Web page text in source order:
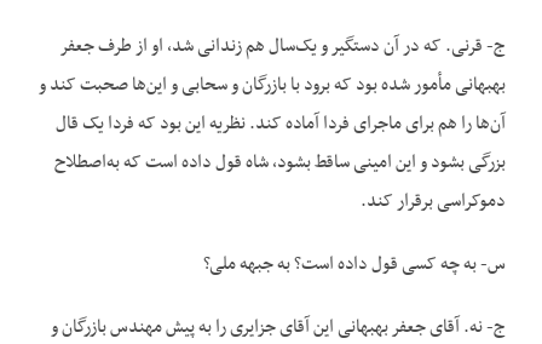
ج- قرنی. که در آن دستگیر و یک‌سال هم زندانی شد، او از طرف جعفر
بهبهانی مأمور شده بود که برود با بازرگان و سحابی و این‌ها صحبت کند و
آن‌ها را هم برای ماجرای فردا آماده کند. نظریه این بود که فردا یک قال
بزرگی بشود و این امینی ساقط بشود، شاه قول داده است که به‌اصطلاح
دموکراسی برقرار کند.
س- به چه کسی قول داده است؟ به جبهه ملی؟
ج- نه. آقای جعفر بهبهانی این آقای جزایری را به پیش مهندس بازرگان و